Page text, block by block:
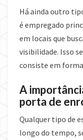
Há ainda outro
é empregado
em locais que
visibilidade. Isso
consiste em
A
porta de
Qualquer tipo de
longo do tempo,